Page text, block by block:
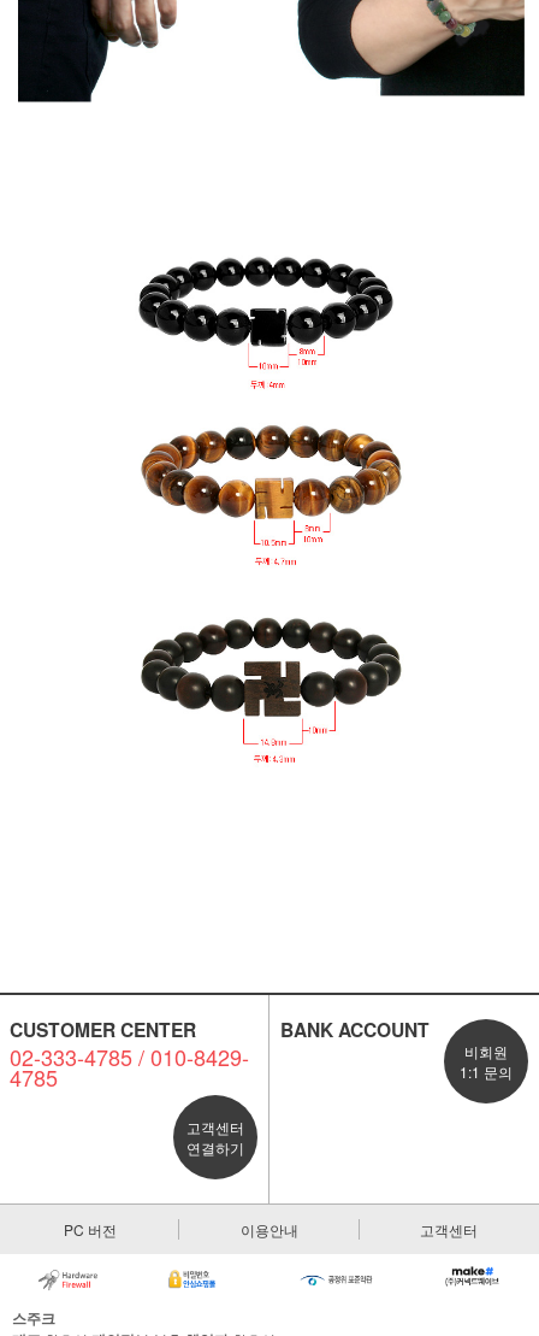
CUSTOMER CENTER
02-333-4785 / 010-8429-
4785
고객센터
연결하기
BANK ACCOUNT
비회원
1:1 문의
PC 버전 이용안내 고객센터
스주크